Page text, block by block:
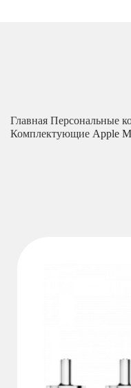
Главная Персональные
Комплектующие Apple